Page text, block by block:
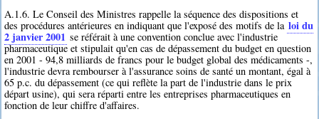
A.1.6. Le Conseil des Ministres rappelle la séquence des dispositions et
des procédures antérieures en indiquant que l'exposé des motifs de la loi du
2 janvier 2001 se référait à une convention conclue avec l'industrie
pharmaceutique et stipulait qu'en cas de dépassement du budget en question
en 2001 - 94,8 milliards de francs pour le budget global des médicaments -,
l'industrie devra rembourser à l'assurance soins de santé un montant, égal à
65 p.c. du dépassement (ce qui reflète la part de l'industrie dans le prix
départ usine), qui sera réparti entre les entreprises pharmaceutiques en
fonction de leur chiffre d'affaires.